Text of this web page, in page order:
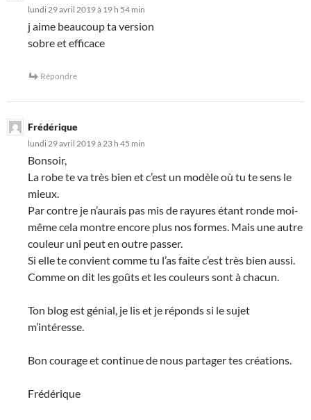
lundi 29 avril 2019 à 19 h 54 min
j aime beaucoup ta version
sobre et efficace
Répondre
Frédérique
lundi 29 avril 2019 à 23 h 45 min
Bonsoir,
La robe te va très bien et c’est un modèle où tu te sens le
mieux.
Par contre je n’aurais pas mis de rayures étant ronde moi-
même cela montre encore plus nos formes. Mais une autre
couleur uni peut en outre passer.
Si elle te convient comme tu l’as faite c’est très bien aussi.
Comme on dit les goûts et les couleurs sont à chacun.
Ton blog est génial, je lis et je réponds si le sujet
m’intéresse.
Bon courage et continue de nous partager tes créations.
Frédérique